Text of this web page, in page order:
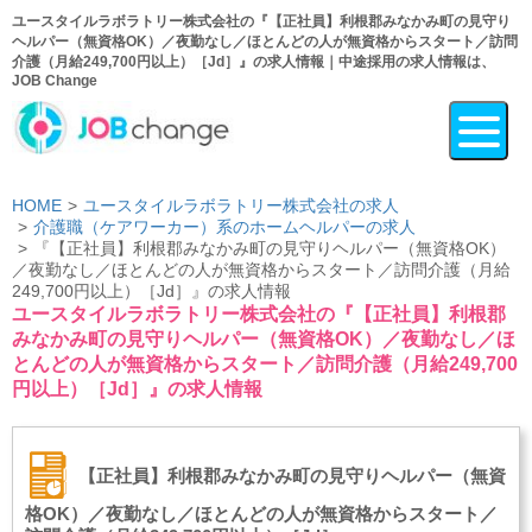
ユースタイルラボラトリー株式会社の『【正社員】利根郡みなかみ町の見守り
ヘルパー（無資格OK）／夜勤なし／ほとんどの人が無資格からスタート／訪問
介護（月給249,700円以上）［Jd］』の求人情報｜中途採用の求人情報は、
JOB Change
HOME
ユースタイルラボラトリー株式会社の求人
介護職（ケアワーカー）系のホームヘルパーの求人
『【正社員】利根郡みなかみ町の見守りヘルパー（無資格OK）
／夜勤なし／ほとんどの人が無資格からスタート／訪問介護（月給
249,700円以上）［Jd］』の求人情報
ユースタイルラボラトリー株式会社の『【正社員】利根郡
みなかみ町の見守りヘルパー（無資格OK）／夜勤なし／ほ
とんどの人が無資格からスタート／訪問介護（月給249,700
円以上）［Jd］』の求人情報
【正社員】利根郡みなかみ町の見守りヘルパー（無資
格OK）／夜勤なし／ほとんどの人が無資格からスタート／